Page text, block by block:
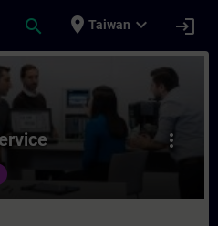
search place Taiwan expand_more login
sl service - 培訓 -
more_vert